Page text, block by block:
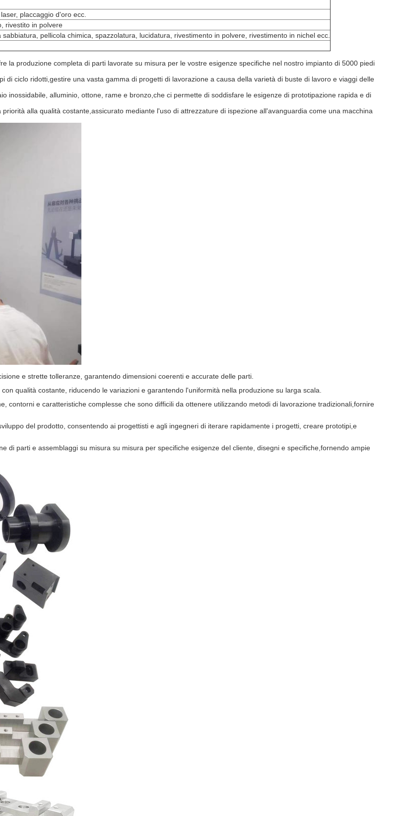
placcaggio d'oro ecc.
rivestito in polvere
pellicola chimica, spazzolatura, lucidatura, rivestimento in polvere, rivestimento in nichel ecc.
la produzione completa di parti lavorate su misura per le vostre esigenze specifiche nel nostro impianto di 5000 piedi
ciclo ridotti,gestire una vasta gamma di progetti di lavorazione a causa della varietà di buste di lavoro e viaggi delle
inossidabile, alluminio, ottone, rame e bronzo,che ci permette di soddisfare le esigenze di prototipazione rapida e di
alla qualità costante,assicurato mediante l'uso di attrezzature di ispezione all'avanguardia come una macchina
e strette tolleranze, garantendo dimensioni coerenti e accurate delle parti.
qualità costante, riducendo le variazioni e garantendo l'uniformità nella produzione su larga scala.
contorni e caratteristiche complesse che sono difficili da ottenere utilizzando metodi di lavorazione tradizionali,fornire
del prodotto, consentendo ai progettisti e agli ingegneri di iterare rapidamente i progetti, creare prototipi,e
di parti e assemblaggi su misura su misura per specifiche esigenze del cliente, disegni e specifiche,fornendo ampie